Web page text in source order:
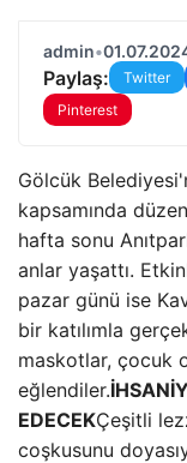
admin•
Paylaş: Twitter
Pinterest
Gölcük
kapsamında
hafta sonu
anlar yaşattı.
pazar günü ise
bir katılımla
maskotlar, çocuk
eğlendiler.
EDECEKÇeşitli
coşkusunu